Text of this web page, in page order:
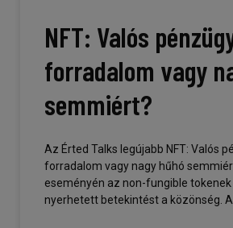
NFT: Valós
forradalom vagy
semmiért?
Az Érted Talks legújabb NFT: Valós
forradalom vagy nagy hűhó
eseményén az non-fungible tokenek
nyerhetett betekintést a közönség.